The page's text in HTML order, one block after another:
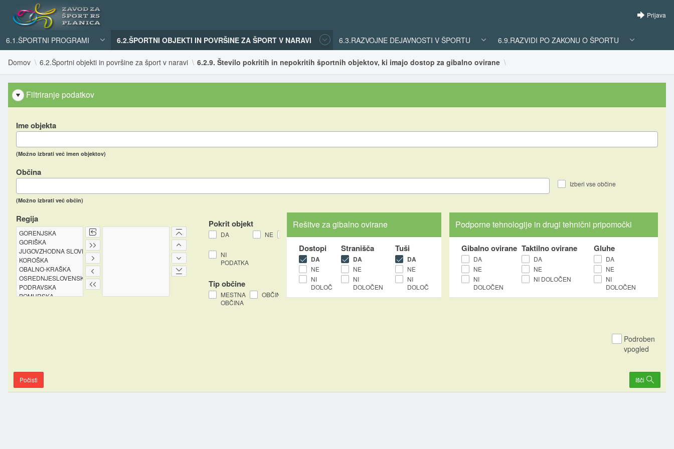
Prijava
6.1.ŠPORTNI PROGRAMI 6.2.ŠPORTNI OBJEKTI IN POVRŠINE ZA ŠPORT V NARAVI 6.3.RAZVOJNE DEJAVNOSTI V ŠPORTU 6.9.RAZVIDI PO ZAKONU O ŠPORTU
Domov 6.2.Športni objekti in površine za šport v naravi 6.2.9. Število pokritih in nepokritih športnih objektov, ki imajo dostop za gibalno ovirane
Filtriranje podatkov
Ime objekta
(Možno izbrati več imen objektov)
Občina
(Možno izbrati več občin)
Izberi vse občine
Regija Pokrit objekt
DA NE
NI
PODATKA
Tip občine
MESTNA
OBČINA
OBČINA
Rešitve za gibalno ovirane
Dostopi
DA
NE
NI
DOLOČEN
Stranišča
DA
NE
NI
DOLOČEN
Tuši
DA
NE
NI
DOLOČEN
Podporne tehnologije in drugi tehnični pripomočki
Gibalno ovirane
DA
NE
NI
DOLOČEN
Taktilno ovirane
DA
NE
NI DOLOČEN
Gluhe
DA
NE
NI
DOLOČEN
Podroben
vpogled
Počisti Išči